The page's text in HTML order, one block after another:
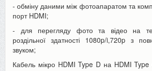
- обміну даними між фотоапаратом та
порт HDMI;
- для перегляду фото та відео на
роздільної здатності 1080p/i,720p з
звуком;
Кабель мікро HDMI Type D на HDMI Type